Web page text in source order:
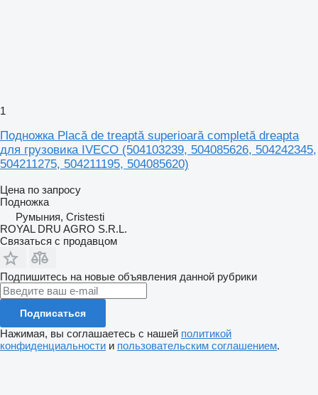
1
Подножка Placă de treaptă superioară completă dreapta
для грузовика IVECO (504103239, 504085626, 504242345,
504211275, 504211195, 504085620)
Цена по запросу
Подножка
Румыния, Cristesti
ROYAL DRU AGRO S.R.L.
Связаться с продавцом
Подпишитесь на новые объявления данной рубрики
Подписаться
Нажимая, вы соглашаетесь с нашей политикой
конфиденциальности и пользовательским соглашением.